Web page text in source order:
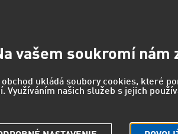
vašem soukromí nám
obchod ukládá soubory cookies, které
Využíváním našich služeb s jejich